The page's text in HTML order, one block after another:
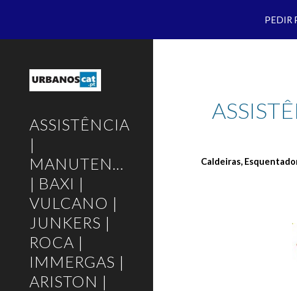
Skip to
PEDIR
ASSISTÊNCIA
|
MANUTENÇÃO
| BAXI |
VULCANO |
JUNKERS |
ROCA |
IMMERGAS |
ARISTON |
Caldeiras,